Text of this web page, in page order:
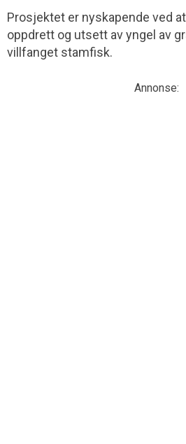
Prosjektet er nyskapende ved
oppdrett og utsett av yngel av
villfanget stamfisk.
Annonse: